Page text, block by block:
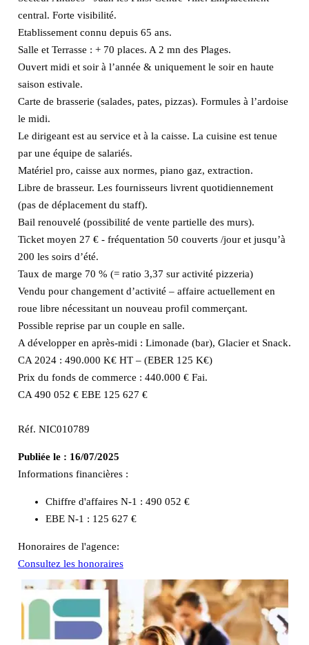
central. Forte visibilité.
Etablissement connu depuis 65 ans.
Salle et Terrasse : + 70 places. A 2 mn des Plages.
Ouvert midi et soir à l’année & uniquement le soir en haute
saison estivale.
Carte de brasserie (salades, pates, pizzas). Formules à l’ardoise
le midi.
Le dirigeant est au service et à la caisse. La cuisine est tenue
par une équipe de salariés.
Matériel pro, caisse aux normes, piano gaz, extraction.
Libre de brasseur. Les fournisseurs livrent quotidiennement
(pas de déplacement du staff).
Bail renouvelé (possibilité de vente partielle des murs).
Ticket moyen 27 € - fréquentation 50 couverts /jour et jusqu’à
200 les soirs d’été.
Taux de marge 70 % (= ratio 3,37 sur activité pizzeria)
Vendu pour changement d’activité – affaire actuellement en
roue libre nécessitant un nouveau profil commerçant.
Possible reprise par un couple en salle.
A développer en après-midi : Limonade (bar), Glacier et Snack.
CA 2024 : 490.000 K€ HT – (EBER 125 K€)
Prix du fonds de commerce : 440.000 € Fai.
CA 490 052 € EBE 125 627 €
Réf. NIC010789
Publiée le : 16/07/2025
Informations financières :
Chiffre d'affaires N-1 : 490 052 €
EBE N-1 : 125 627 €
Honoraires de l'agence:
Consultez les honoraires